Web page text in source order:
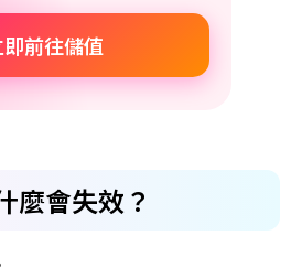
即前往儲值
麼會失效？